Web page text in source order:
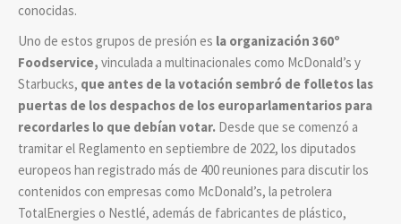
conocidas.
Uno de estos grupos de presión es la organización 360º
Foodservice, vinculada a multinacionales como McDonald’s y
Starbucks, que antes de la votación sembró de folletos las
puertas de los despachos de los europarlamentarios para
recordarles lo que debían votar. Desde que se comenzó a
tramitar el Reglamento en septiembre de 2022, los diputados
europeos han registrado más de 400 reuniones para discutir los
contenidos con empresas como McDonald’s, la petrolera
TotalEnergies o Nestlé, además de fabricantes de plástico,